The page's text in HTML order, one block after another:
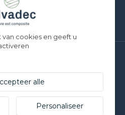
de l’Estuaire
T. +33 (0)2 97 450 900
Deutschland
Straße 3
cookies en geeft u
alle
Personaliseer